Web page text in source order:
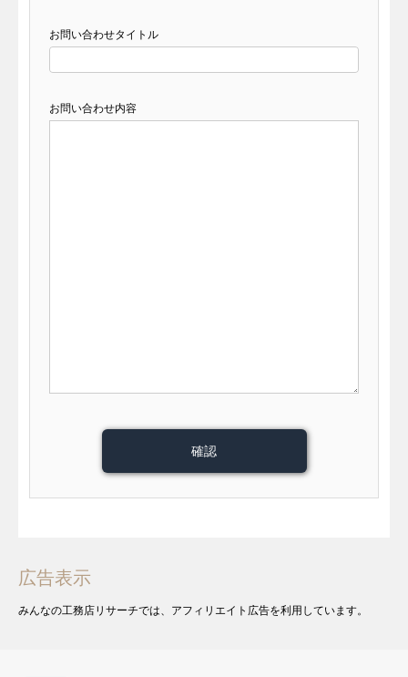
お問い合わせタイトル
お問い合わせ内容
広告表示
みんなの工務店リサーチでは、アフィリエイト広告を利用しています。